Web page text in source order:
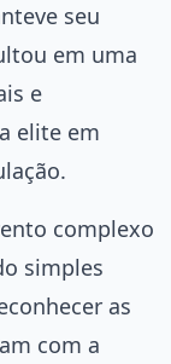
seu
em uma
e
elite em
complexo
simples
as
com a